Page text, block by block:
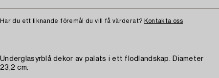
Har du ett liknande föremål du vill få värderat? Kontakta oss
Underglasyrblå dekor av palats i ett flodlandskap. Diameter
23,2 cm.